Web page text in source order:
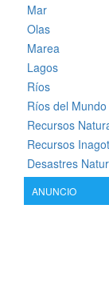
Mar
Olas
Marea
Lagos
Ríos
Ríos del Mundo
Recursos
Recursos
Desastres
ANUNCIO